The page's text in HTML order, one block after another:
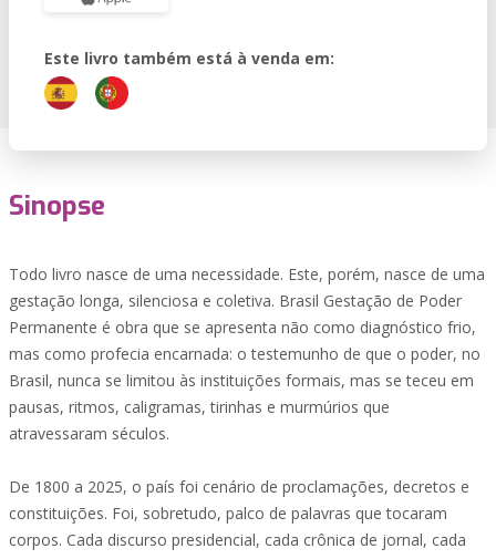
Este livro também está à venda em:
Sinopse
Todo livro nasce de uma necessidade. Este, porém, nasce de uma
gestação ‎longa, silenciosa e coletiva. Brasil Gestação de Poder
Permanente é ‎obra que se apresenta não como diagnóstico frio,
mas como profecia ‎encarnada: o testemunho de que o poder, no
Brasil, nunca se limitou às ‎instituições formais, mas se teceu em
pausas, ritmos, caligramas, tirinhas e ‎murmúrios que
atravessaram séculos.‎
De 1800 a 2025, o país foi cenário de proclamações, decretos e
‎constituições. Foi, sobretudo, palco de palavras que tocaram
corpos. Cada ‎discurso presidencial, cada crônica de jornal, cada